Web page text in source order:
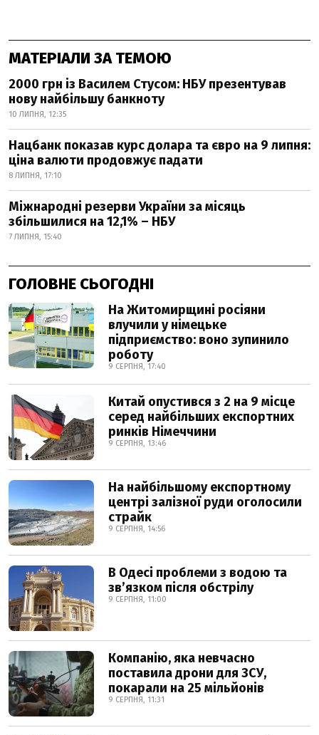
МАТЕРІАЛИ ЗА ТЕМОЮ
2000 грн із Василем Стусом: НБУ презентував
нову найбільшу банкноту
10 ЛИПНЯ, 12:35
Нацбанк показав курс долара та євро на 9 липня:
ціна валюти продовжує падати
8 ЛИПНЯ, 17:10
Міжнародні резерви України за місяць
збільшилися на 12,1% – НБУ
7 ЛИПНЯ, 15:40
ГОЛОВНЕ СЬОГОДНІ
На Житомирщині росіяни
влучили у німецьке
підприємство: воно зупинило
роботу
9 СЕРПНЯ, 17:40
Китай опустився з 2 на 9 місце
серед найбільших експортних
ринків Німеччини
9 СЕРПНЯ, 13:46
На найбільшому експортному
центрі залізної руди оголосили
страйк
9 СЕРПНЯ, 14:56
В Одесі проблеми з водою та
звʼязком після обстрілу
9 СЕРПНЯ, 11:00
Компанію, яка невчасно
поставила дрони для ЗСУ,
покарали на 25 мільйонів
9 СЕРПНЯ, 11:31